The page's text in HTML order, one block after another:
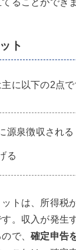
ト
に以下の2点で
源泉徴収される
る
トは、所得税
。収入が発生
ので、確定申告